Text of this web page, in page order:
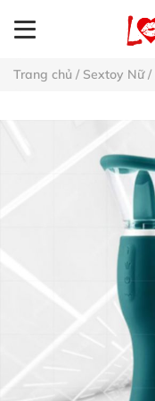
Trang chủ / Sextoy Nữ/